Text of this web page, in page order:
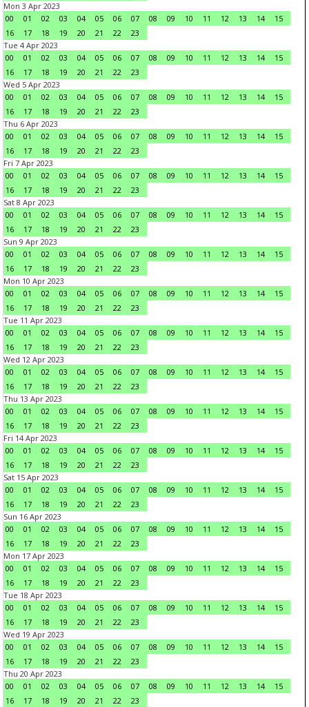
Mon 3 Apr 2023
00
01 02 03 04 05 06 07 08 09 10 11 12 13 14
15
16
17 18 19 20 21 22
23
Tue 4 Apr 2023
00
01 02 03 04 05 06 07 08 09 10 11 12 13 14
15
16
17 18 19 20 21 22
23
Wed 5 Apr 2023
00
01 02 03 04 05 06 07 08 09 10 11 12 13 14
15
16
17 18 19 20 21 22
23
Thu 6 Apr 2023
00
01 02 03 04 05 06 07 08 09 10 11 12 13 14
15
16
17 18 19 20 21 22
23
Fri 7 Apr 2023
00
01 02 03 04 05 06 07 08 09 10 11 12 13 14
15
16
17 18 19 20 21 22
23
Sat 8 Apr 2023
00
01 02 03 04 05 06 07 08 09 10 11 12 13 14
15
16
17 18 19 20 21 22
23
Sun 9 Apr 2023
00
01 02 03 04 05 06 07 08 09 10 11 12 13 14
15
16
17 18 19 20 21 22
23
Mon 10 Apr 2023
00
01 02 03 04 05 06 07 08 09 10 11 12 13 14
15
16
17 18 19 20 21 22
23
Tue 11 Apr 2023
00
01 02 03 04 05 06 07 08 09 10 11 12 13 14
15
16
17 18 19 20 21 22
23
Wed 12 Apr 2023
00
01 02 03 04 05 06 07 08 09 10 11 12 13 14
15
16
17 18 19 20 21 22
23
Thu 13 Apr 2023
00
01 02 03 04 05 06 07 08 09 10 11 12 13 14
15
16
17 18 19 20 21 22
23
Fri 14 Apr 2023
00
01 02 03 04 05 06 07 08 09 10 11 12 13 14
15
16
17 18 19 20 21 22
23
Sat 15 Apr 2023
00
01 02 03 04 05 06 07 08 09 10 11 12 13 14
15
16
17 18 19 20 21 22
23
Sun 16 Apr 2023
00
01 02 03 04 05 06 07 08 09 10 11 12 13 14
15
16
17 18 19 20 21 22
23
Mon 17 Apr 2023
00
01 02 03 04 05 06 07 08 09 10 11 12 13 14
15
16
17 18 19 20 21 22
23
Tue 18 Apr 2023
00
01 02 03 04 05 06 07 08 09 10 11 12 13 14
15
16
17 18 19 20 21 22
23
Wed 19 Apr 2023
00
01 02 03 04 05 06 07 08 09 10 11 12 13 14
15
16
17 18 19 20 21 22
23
Thu 20 Apr 2023
00
01 02 03 04 05 06 07 08 09 10 11 12 13 14
15
16
17 18 19 20 21 22
23